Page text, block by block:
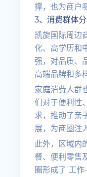
撑，也为商户
3、消费群体
凯旋国际周边
化、高学历和
强，对品质、
高端品牌和多
家庭消费人群
们对于便利性
求，推动了亲
展，为商圈注
此外，区域内
餐、便利零售
圈形成了“工